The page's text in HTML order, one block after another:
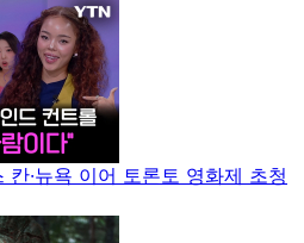
·뉴욕 이어 토론토 영화제 초청